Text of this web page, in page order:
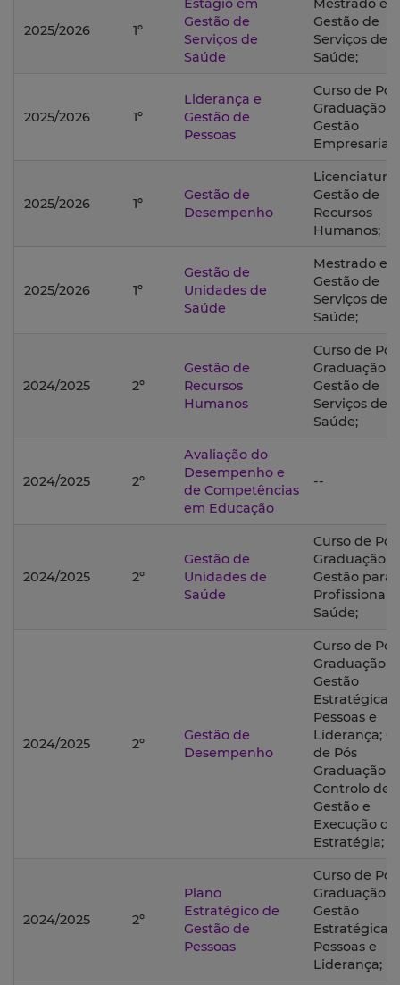
2025/2026 1º
Estágio em
Gestão de
Serviços de
Saúde
Mestrado em
Gestão de
Serviços de
Saúde;
2025/2026 1º
Liderança e
Gestão de
Pessoas
Curso de Pós
Graduação
Gestão
Empresarial;
2025/2026 1º
Gestão de
Desempenho
Licenciatura
Gestão de
Recursos
Humanos;
2025/2026 1º
Gestão de
Unidades de
Saúde
Mestrado em
Gestão de
Serviços de
Saúde;
2024/2025 2º
Gestão de
Recursos
Humanos
Curso de Pós
Graduação
Gestão de
Serviços de
Saúde;
2024/2025 2º
Avaliação do
Desempenho e
de Competências
em Educação
--
2024/2025 2º
Gestão de
Unidades de
Saúde
Curso de Pós
Graduação
Gestão para
Profissionais
Saúde;
2024/2025 2º
Gestão de
Desempenho
Curso de Pós
Graduação
Gestão
Estratégica
Pessoas e
Liderança;
de Pós
Graduação
Controlo de
Gestão e
Execução da
Estratégia;
2024/2025 2º
Plano
Estratégico de
Gestão de
Pessoas
Curso de Pós
Graduação
Gestão
Estratégica
Pessoas e
Liderança;